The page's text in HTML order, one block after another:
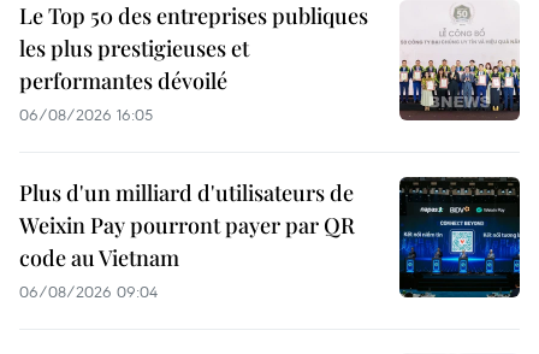
Le Top 50 des entreprises publiques
les plus prestigieuses et
performantes dévoilé
06/08/2026 16:05
Plus d'un milliard d'utilisateurs de
Weixin Pay pourront payer par QR
code au Vietnam
06/08/2026 09:04